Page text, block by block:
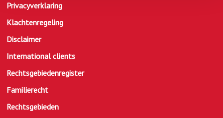
Privacyverklaring
Klachtenregeling
Disclaimer
International clients
Rechtsgebiedenregister
Familierecht
Rechtsgebieden